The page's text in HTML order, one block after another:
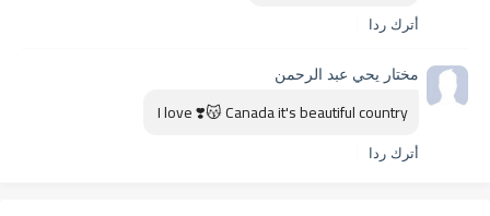
أترك ردا
مختار يحي عبد الرحمن
I love ❣️😽 Canada it's beautiful country
أترك ردا